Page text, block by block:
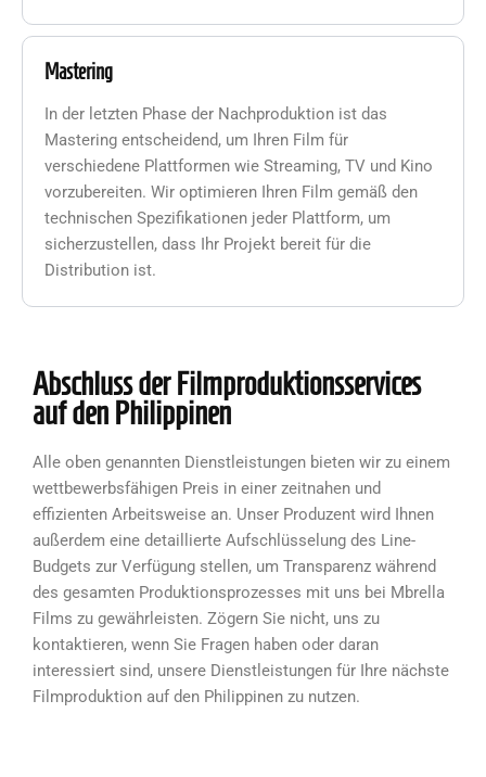
Mastering
In der letzten Phase der Nachproduktion ist das
Mastering entscheidend, um Ihren Film für
verschiedene Plattformen wie Streaming, TV und Kino
vorzubereiten. Wir optimieren Ihren Film gemäß den
technischen Spezifikationen jeder Plattform, um
sicherzustellen, dass Ihr Projekt bereit für die
Distribution ist.
Abschluss der Filmproduktionsservices
auf den Philippinen
Alle oben genannten Dienstleistungen bieten wir zu einem
wettbewerbsfähigen Preis in einer zeitnahen und
effizienten Arbeitsweise an. Unser Produzent wird Ihnen
außerdem eine detaillierte Aufschlüsselung des Line-
Budgets zur Verfügung stellen, um Transparenz während
des gesamten Produktionsprozesses mit uns bei Mbrella
Films zu gewährleisten. Zögern Sie nicht, uns zu
kontaktieren, wenn Sie Fragen haben oder daran
interessiert sind, unsere Dienstleistungen für Ihre nächste
Filmproduktion auf den Philippinen zu nutzen.